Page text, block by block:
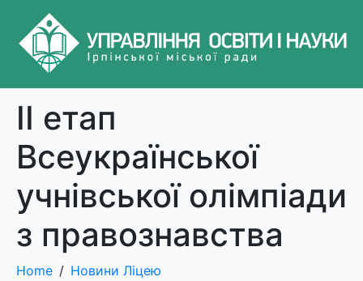
ІІ етап
Всеукраїнської
учнівської олімпіади
з правознавства
Home
Новини Ліцею